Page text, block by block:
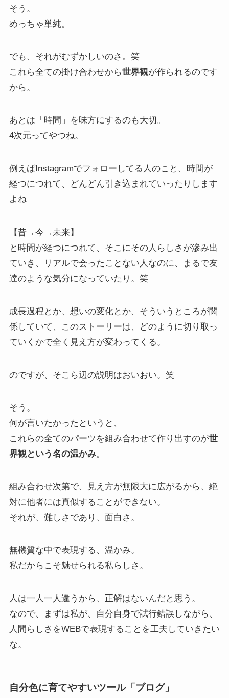
そう。
めっちゃ単純。
でも、それがむずかしいのさ。笑
これら全ての掛け合わせから世界観が作られるのです
から。
あとは「時間」を味方にするのも大切。
4次元ってやつね。
例えばInstagramでフォローしてる人のこと、時間が
経つにつれて、どんどん引き込まれていったりします
よね
【昔→今→未来】
と時間が経つにつれて、そこにその人らしさが滲み出
ていき、リアルで会ったことない人なのに、まるで友
達のような気分になっていたり。笑
成長過程とか、想いの変化とか、そういうところが関
係していて、このストーリーは、どのように切り取っ
ていくかで全く見え方が変わってくる。
のですが、そこら辺の説明はおいおい。笑
そう。
何が言いたかったというと、
これらの全てのパーツを組み合わせて作り出すのが世
界観という名の温かみ。
組み合わせ次第で、見え方が無限大に広がるから、絶
対に他者には真似することができない。
それが、難しさであり、面白さ。
無機質な中で表現する、温かみ。
私だからこそ魅せられる私らしさ。
人は一人一人違うから、正解はないんだと思う。
なので、まずは私が、自分自身で試行錯誤しながら、
人間らしさをWEBで表現することを工夫していきたい
な。
自分色に育てやすいツール「ブログ」